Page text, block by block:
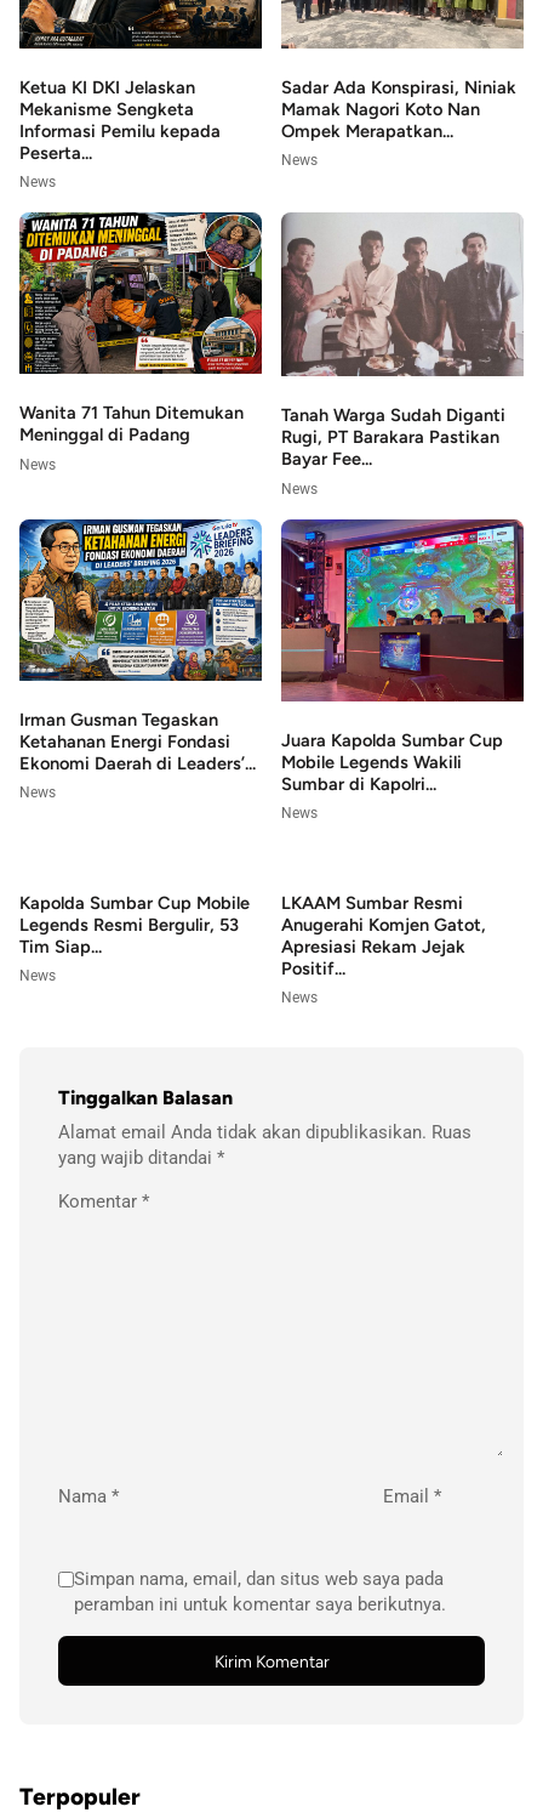
Ketua KI DKI Jelaskan
Mekanisme Sengketa
Informasi Pemilu kepada
Peserta...
News
Sadar Ada Konspirasi, Niniak
Mamak Nagori Koto Nan
Ompek Merapatkan...
News
Wanita 71 Tahun Ditemukan
Meninggal di Padang
News
Tanah Warga Sudah Diganti
Rugi, PT Barakara Pastikan
Bayar Fee...
News
Irman Gusman Tegaskan
Ketahanan Energi Fondasi
Ekonomi Daerah di Leaders’...
News
Juara Kapolda Sumbar Cup
Mobile Legends Wakili
Sumbar di Kapolri...
News
Kapolda Sumbar Cup Mobile
Legends Resmi Bergulir, 53
Tim Siap...
News
LKAAM Sumbar Resmi
Anugerahi Komjen Gatot,
Apresiasi Rekam Jejak
Positif...
News
Tinggalkan Balasan
Alamat email Anda tidak akan dipublikasikan. Ruas
yang wajib ditandai *
Komentar *
Nama * Email *
Simpan nama, email, dan situs web saya pada
peramban ini untuk komentar saya berikutnya.
Terpopuler